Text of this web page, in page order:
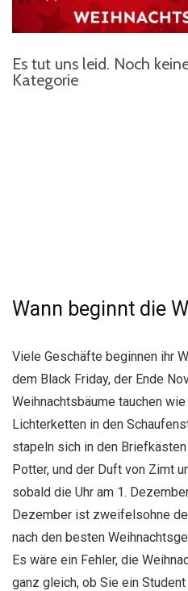
Es tut uns leid. Noch
Kategorie
Wann beginnt die
Viele Geschäfte beginnen ihr
dem Black Friday, der Ende
Weihnachtsbäume tauchen
Lichterketten in den
stapeln sich in den
Potter, und der Duft von Zimt
sobald die Uhr am 1.
Dezember ist zweifelsohne
nach den besten
Es wäre ein Fehler, die
ganz gleich, ob Sie ein